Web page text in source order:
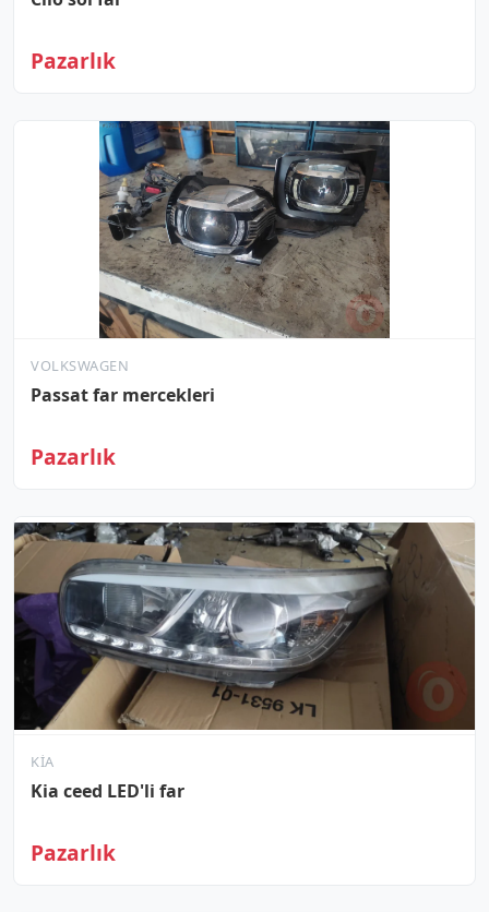
Pazarlık
VOLKSWAGEN
Passat far mercekleri
Pazarlık
KIA
Kia ceed LED'li far
Pazarlık